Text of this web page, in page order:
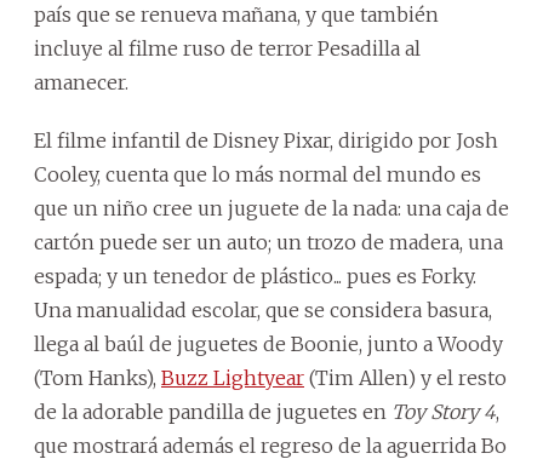
país que se renueva mañana, y que también
incluye al filme ruso de terror Pesadilla al
amanecer.
El filme infantil de Disney Pixar, dirigido por Josh
Cooley, cuenta que lo más normal del mundo es
que un niño cree un juguete de la nada: una caja de
cartón puede ser un auto; un trozo de madera, una
espada; y un tenedor de plástico... pues es Forky.
Una manualidad escolar, que se considera basura,
llega al baúl de juguetes de Boonie, junto a Woody
(Tom Hanks), Buzz Lightyear (Tim Allen) y el resto
de la adorable pandilla de juguetes en Toy Story 4,
que mostrará además el regreso de la aguerrida Bo